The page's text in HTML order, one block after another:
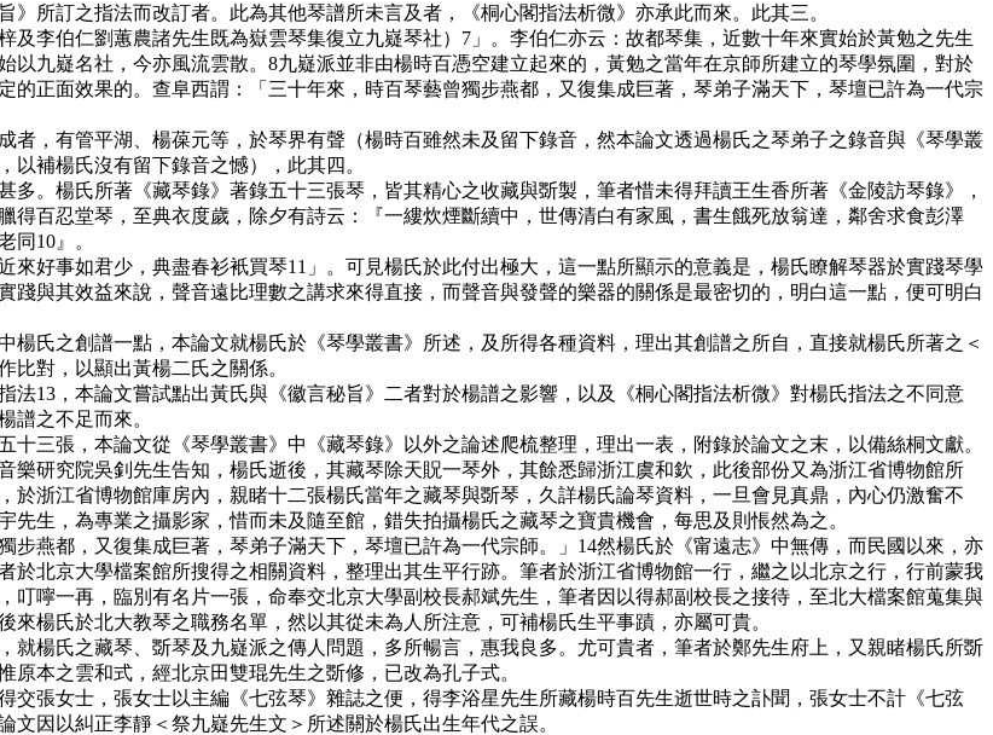
訂之指法而改訂者。此為其他琴譜所未言及者，《桐心閣指法析微》亦承此而來。此其三。
伯仁劉蕙農諸先生既為嶽雲琴集復立九嶷琴社）7」。李伯仁亦云：故都琴集，近數十年來實始於黃勉之先生
九嶷名社，今亦風流雲散。8九嶷派並非由楊時百憑空建立起來的，黃勉之當年在京師所建立的琴學氛圍，對於
正面效果的。查阜西謂：「三十年來，時百琴藝曾獨步燕都，又復集成巨著，琴弟子滿天下，琴壇已許為一代宗
，有管平湖、楊葆元等，於琴界有聲（楊時百雖然未及留下錄音，然本論文透過楊氏之琴弟子之錄音與《琴學叢
補楊氏沒有留下錄音之憾），此其四。
楊氏所著《藏琴錄》著錄五十三張琴，皆其精心之收藏與斲製，筆者惜未得拜讀王生香所著《金陵訪琴錄》，
百忍堂琴，至典衣度歲，除夕有詩云：『一縷炊煙斷續中，世傳清白有家風，書生餓死放翁達，鄰舍求食彭澤
同10』。
事如君少，典盡春衫衹買琴11」。可見楊氏於此付出極大，這一點所顯示的意義是，楊氏瞭解琴器於實踐琴學
與其效益來說，聲音遠比理數之講求來得直接，而聲音與發聲的樂器的關係是最密切的，明白這一點，便可明白
之創譜一點，本論文就楊氏於《琴學叢書》所述，及所得各種資料，理出其創譜之所自，直接就楊氏所著之＜
比對，以顯出黃楊二氏之關係。
13，本論文嘗試點出黃氏與《徽言秘旨》二者對於楊譜之影響，以及《桐心閣指法析微》對楊氏指法之不同意
譜之不足而來。
張，本論文從《琴學叢書》中《藏琴錄》以外之論述爬梳整理，理出一表，附錄於論文之末，以備絲桐文獻。
研究院吳釗先生告知，楊氏逝後，其藏琴除天貺一琴外，其餘悉歸浙江虞和欽，此後部份又為浙江省博物館所
浙江省博物館庫房內，親睹十二張楊氏當年之藏琴與斲琴，久詳楊氏論琴資料，一旦會見真鼎，內心仍激奮不
生，為專業之攝影家，惜而未及隨至館，錯失拍攝楊氏之藏琴之寶貴機會，每思及則悵然為之。
都，又復集成巨著，琴弟子滿天下，琴壇已許為一代宗師。」14然楊氏於《甯遠志》中無傳，而民國以來，亦
北京大學檔案館所搜得之相關資料，整理出其生平行跡。筆者於浙江省博物館一行，繼之以北京之行，行前蒙我
嚀一再，臨別有名片一張，命奉交北京大學副校長郝斌先生，筆者因以得郝副校長之接待，至北大檔案館蒐集與
楊氏於北大教琴之職務名單，然以其從未為人所注意，可補楊氏生平事蹟，亦屬可貴。
楊氏之藏琴、斲琴及九嶷派之傳人問題，多所暢言，惠我良多。尤可貴者，筆者於鄭先生府上，又親睹楊氏所斲
本之雲和式，經北京田雙琨先生之斲修，已改為孔子式。
張女士，張女士以主編《七弦琴》雜誌之便，得李浴星先生所藏楊時百先生逝世時之訃聞，張女士不計《七弦
因以糾正李靜＜祭九嶷先生文＞所述關於楊氏出生年代之誤。